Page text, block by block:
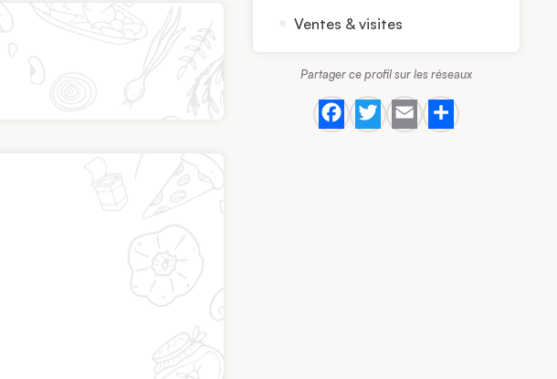
Ventes & visites
Partager ce profil sur les réseaux
Facebook
Twitter
EmailShare